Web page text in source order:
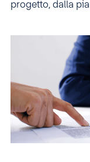
progetto, dalla